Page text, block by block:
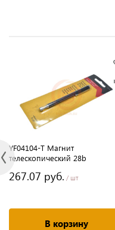
YF04104-T Магнит
телескопический 28b
267.07 руб. / шт
В корзину